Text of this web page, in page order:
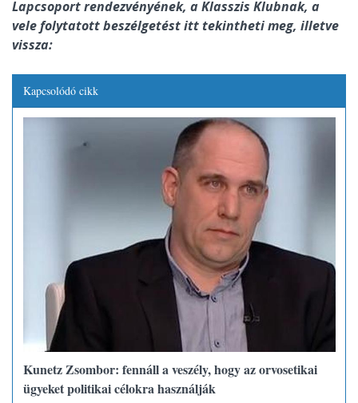
Lapcsoport rendezvényének, a Klasszis Klubnak, a
vele folytatott beszélgetést itt tekintheti meg, illetve
vissza:
Kapcsolódó cikk
Kunetz Zsombor: fennáll a veszély, hogy az orvosetikai
ügyeket politikai célokra használják